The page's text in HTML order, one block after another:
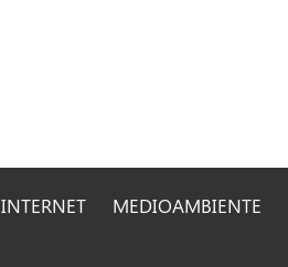
INTERNET MEDIOAMBIENTE